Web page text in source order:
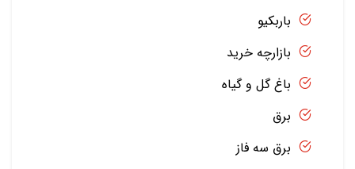
باربکیو
بازارچه خرید
باغ گل و گیاه
برق
برق سه فاز